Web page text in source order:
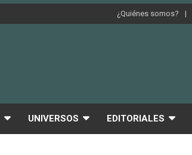
¿Quiénes somos?
UNIVERSOS EDITORIALES